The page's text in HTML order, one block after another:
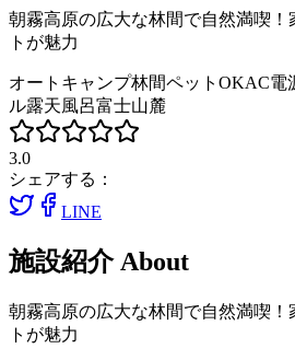
朝霧高原の広大な林間で自然満喫
トが魅力
オートキャンプ林間ペットOKAC電
ル露天風呂富士山麓
3.0
シェアする：
LINE
施設紹介 About
朝霧高原の広大な林間で自然満喫
トが魅力